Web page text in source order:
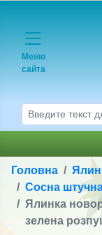
Меню
сайта
Головна
Сосна
Ялинка
зелена